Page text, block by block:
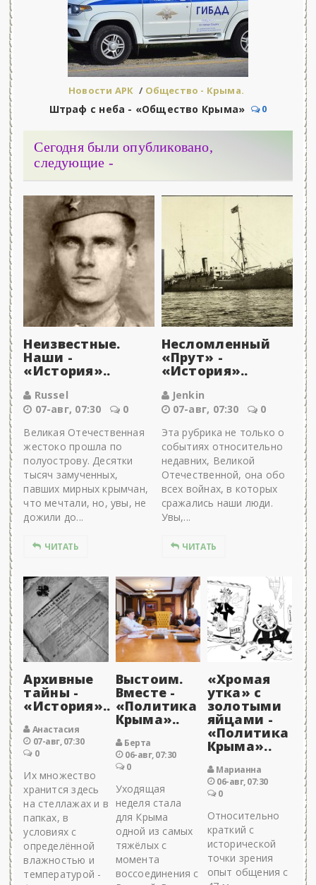
Новости АРК / Общество - Крыма.
Штраф с неба - «Общество Крыма» 0
Сегодня были опубликовано,
следующие -
Неизвестные.
Наши -
«История»..
Russel
07-авг, 07:30
0
Великая Отечественная
жестоко прошла по
полуострову. Десятки
тысяч замученных,
павших мирных крымчан,
что мечтали, но, увы, не
дожили до...
ЧИТАТЬ
Несломленный
«Прут» -
«История»..
Jenkin
07-авг, 07:30
0
Эта рубрика не только о
событиях относительно
недавних, Великой
Отечественной, она обо
всех войнах, в которых
сражались наши люди.
Увы,...
ЧИТАТЬ
Архивные
тайны -
«История»..
Анастасия
07-авг, 07:30
0
Их множество
хранится здесь
на стеллажах и в
папках, в
условиях с
определённой
влажностью и
температурой -
Выстоим.
Вместе -
«Политика
Крыма»..
Берта
06-авг, 07:30
0
Уходящая
неделя стала
для Крыма
одной из самых
тяжёлых с
момента
воссоединения с
«Хромая
утка» с
золотыми
яйцами -
«Политика
Крыма»..
Марианна
06-авг, 07:30
0
Относительно
краткий с
исторической
точки зрения
опыт общения с